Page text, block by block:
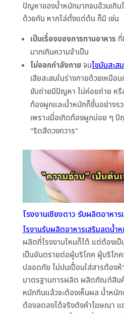
ปัญหาของน้ำหนักมากจนอ้วนเกิน
ด้วยกัน หากไล่ตั้งแต่ต้น ก็มี เช่น
เป็นเรื่องของการทานอาหารที่
มากเกินความจำเป็น
ไม่ออกกำลังกายจนไขมันสะสม
เสียสะสมในร่างกายด้วยเหมือ
ขับถ่ายมีปัญหา ไม่ค่อยถ่าย หรื
ท้องผูกและน้ำหนักก็ขึ้นอย่างร
เพราะเมื่อเกิดท้องผูกบ่อย ๆ
“ริดสีดวงทวาร”
โรงงานเชียงดาว รับผลิตอาหาร
โรงานรับผลิตอาหารเสริมลดน้ำ
ผลิตที่โรงงานไหนก็ได้ แต่ต้องเป็
เป็นอันตรายต่อผู้บริโภค ผู้บริโภ
ปลอดภัย ไม่ปนเปื้อนใส่สารต้อง
มาตรฐานการผลิต ผลิตภัณฑ์สิน
หนักกินแล้วจะต้องเห็นผล น้ำหนัก
ต้องลดลงได้จริงดังคำโฆษณา แ